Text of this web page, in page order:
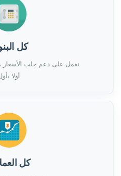
كل
نعمل على دعم جلب الأسعار
أولا
كل